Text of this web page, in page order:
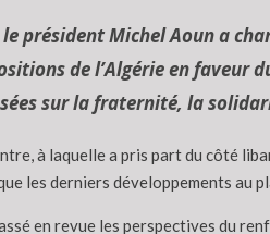
président Michel Aoun a
de l’Algérie en faveur
sur la fraternité, la
à laquelle a pris part du côté
les derniers développements au
en revue les perspectives du